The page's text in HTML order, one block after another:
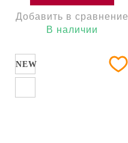
Добавить в сравнение
В наличии
NEW